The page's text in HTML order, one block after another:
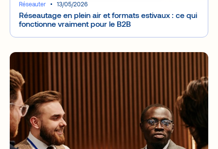
Réseauter 13/05/2026
Réseautage en plein air et formats estivaux : ce qui
fonctionne vraiment pour le B2B